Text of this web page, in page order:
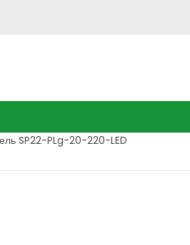
SP22-PLg-20-220-LED